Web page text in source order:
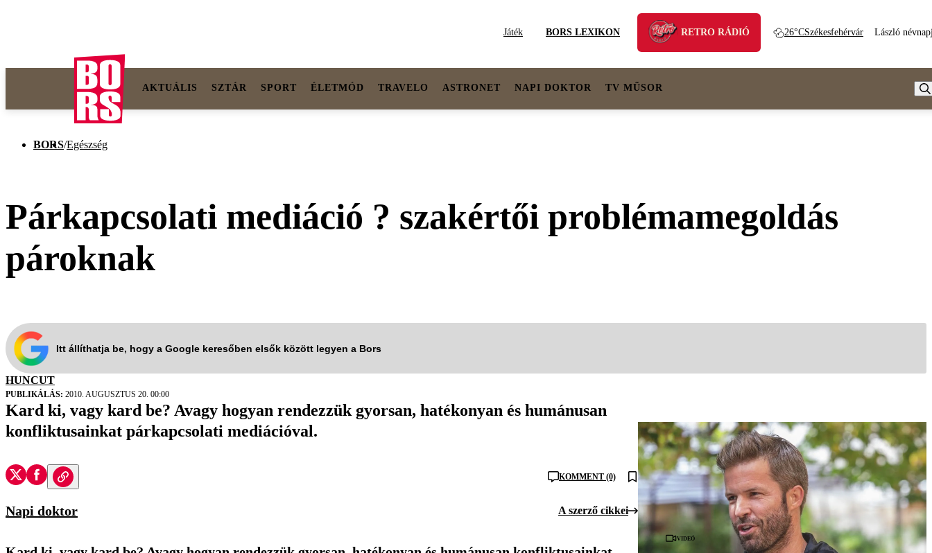
Játék BORS LEXIKON RETRO RÁDIÓ 26°CSzékesfehérvár László
AKTUÁLIS SZTÁR SPORT ÉLETMÓD TRAVELO ASTRONET NAPI DOKTOR TV MŰSOR
BORS/Egészség
Párkapcsolati mediáció ? szakértői problémamegoldás
pároknak
Itt állíthatja be, hogy a Google keresőben elsők között legyen a Bors
HUNCUT
PUBLIKÁLÁS: 2010. AUGUSZTUS 20. 00:00
Kard ki, vagy kard be? Avagy hogyan rendezzük gyorsan, hatékonyan és humánusan
konfliktusainkat párkapcsolati mediációval.
KOMMENT (0)
Napi doktor A szerző cikkei
Videó